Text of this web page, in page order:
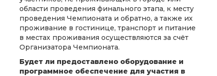
области проведения финального этапа, к месту
проведения Чемпионата и обратно, а также их
проживание в гостинице, транспорт и питание
в местах проживания осуществляются за счёт
Организатора Чемпионата.
Будет ли предоставлено оборудование и
программное обеспечение для участия в